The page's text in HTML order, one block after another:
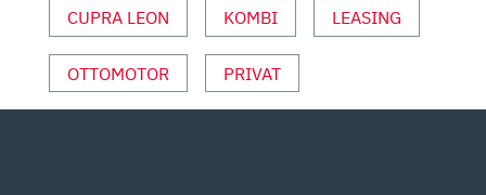
YOUTUBE
ANZEIGEN
CUPRA LEON KOMBI LEASING
OTTOMOTOR PRIVAT